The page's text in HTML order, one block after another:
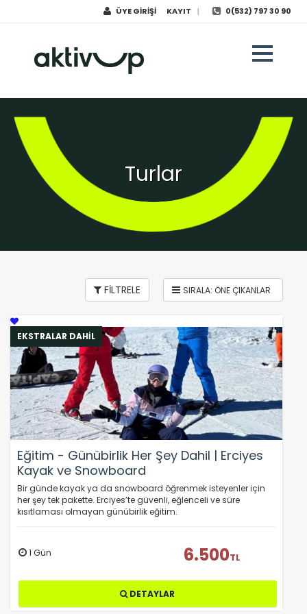
ÜYE GİRİŞİ KAYIT | 0(532) 797 30 90
Turlar
FİLTRELE
EKSTRALAR DAHİL
Eğitim - Günübirlik Her Şey Dahil | Erciyes
Kayak ve Snowboard
Bir günde kayak ya da snowboard öğrenmek isteyenler için
her şey tek pakette. Erciyes’te güvenli, eğlenceli ve süre
kısıtlaması olmayan günübirlik eğitim.
1 Gün 6.500TL
DETAYLAR